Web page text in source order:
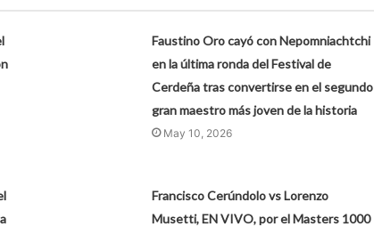
Faustino Oro cayó con Nepomniachtchi
en la última ronda del Festival de
Cerdeña tras convertirse en el segundo
gran maestro más joven de la historia
May 10, 2026
Francisco Cerúndolo vs Lorenzo
Musetti, EN VIVO, por el Masters 1000